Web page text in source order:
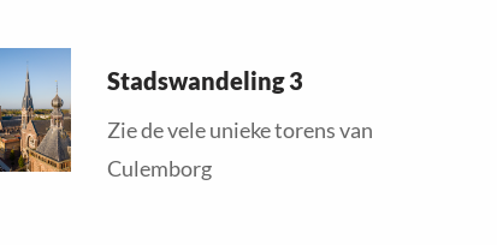
Stadswandeling 3
Zie de vele unieke torens van
Culemborg